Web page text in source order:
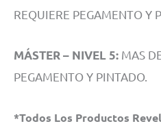
REQUIERE PEGAMENTO Y
MÁSTER – NIVEL 5: MAS
PEGAMENTO Y PINTADO.
*Todos Los Productos